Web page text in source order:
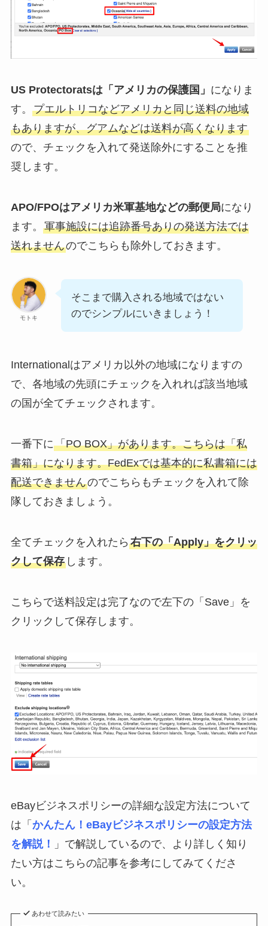
US Protectoratsは「アメリカの保護国」 になりま
す。 プエルトリコなどアメリカと同じ送料の地域
もありますが、グアムなどは送料が高くなります
ので、チェックを入れて発送除外にすることを推
奨します。
APO/FPOはアメリカ米軍基地などの郵便局になり
ます。 軍事施設には追跡番号ありの発送方法では
送れませんのでこちらも除外しておきます。
モトキ
そこまで購入される地域ではない
のでシンプルにいきましょう！
Internationalはアメリカ以外の地域になりますの
で、各地域の先頭にチェックを入れれば該当地域
の国が全てチェックされます。
一番下に「PO BOX」があります。こちらは「私
書箱」になります。FedExでは基本的に私書箱には
配送できませんのでこちらもチェックを入れて除
隊しておきましょう。
全てチェックを入れたら 右下の「Apply」をクリッ
クして保存します。
こちらで送料設定は完了なので左下の「Save」を
クリックして保存します。
eBayビジネスポリシーの詳細な設定方法について
は「 かんたん！eBayビジネスポリシーの設定方法
を解説！
」で解説しているので、より詳しく知り
たい方はこちらの記事を参考にしてみてくださ
い。
あわせて読みたい